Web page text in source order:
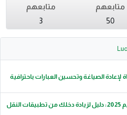
متابعهم
50
متابعهم
3
كيفية الربح من أوبر وكريم 2025: دليل لزيادة دخلك من تطبيقات النقل